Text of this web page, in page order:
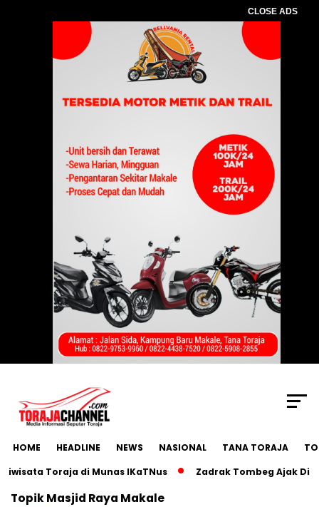
CLOSE ADS
HOME HEADLINE NEWS NASIONAL TANA TORAJA
Toraja di Munas IKaTNus
Zadrak Tombeg Ajak
TopikMasjid Raya Makale